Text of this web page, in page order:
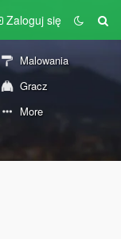
Zaloguj się
Malowania
Gracz
More